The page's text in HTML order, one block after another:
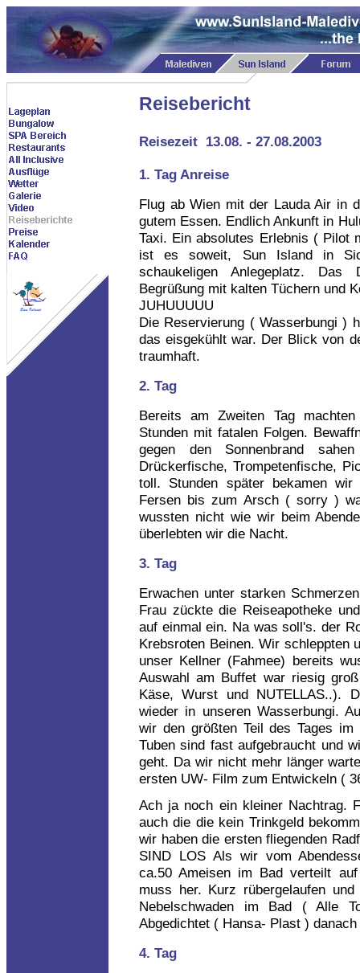
Reisebericht
Reisezeit 13.08. - 27.08.2003
1. Tag Anreise
Flug ab Wien mit der Lauda Air in
gutem Essen. Endlich Ankunft in
Taxi. Ein absolutes Erlebnis ( Pilot
ist es soweit, Sun Island in
schaukeligen Anlegeplatz.
Begrüßung mit kalten Tüchern und
JUHUUUUU
Die Reservierung ( Wasserbungi )
das eisgekühlt war. Der Blick von
traumhaft.
2. Tag
Bereits am Zweiten Tag
Stunden mit fatalen Folgen.
gegen den Sonnenbrand
Drückerfische, Trompetenfische,
toll. Stunden später bekamen
Fersen bis zum Arsch ( sorry )
wussten nicht wie wir beim
überlebten wir die Nacht.
3. Tag
Erwachen unter starken
Frau zückte die Reiseapotheke
auf einmal ein. Na was soll's. der
Krebsroten Beinen. Wir schleppten
unser Kellner (Fahmee) bereits
Auswahl am Buffet war riesig
Käse, Wurst und NUTELLAS..).
wieder in unseren Wasserbungi.
wir den größten Teil des Tages
Tuben sind fast aufgebraucht und
geht. Da wir nicht mehr länger
ersten UW- Film zum Entwickeln (
Ach ja noch ein kleiner Nachtrag.
auch die die kein Trinkgeld
wir haben die ersten fliegenden
SIND LOS Als wir vom
ca.50 Ameisen im Bad verteilt
muss her. Kurz rübergelaufen
Nebelschwaden im Bad ( Alle
Abgedichtet ( Hansa- Plast )
4. Tag